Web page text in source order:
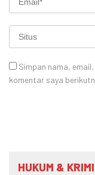
Simpan nama,
komentar saya
HUKUM &